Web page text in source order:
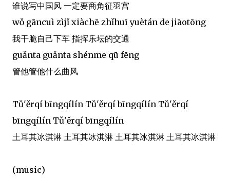
谁说写中国风 一定要商角征羽宫
wǒ gāncuì zìjǐ xiàchē zhǐhuī yuètán de jiāotōng
我干脆自己下车 指挥乐坛的交通
guǎnta guǎnta shénme qū fēng
管他管他什么曲风
Tǔ'ěrqí bīngqílín Tǔ'ěrqí bīngqílín Tǔ'ěrqí
bīngqílín Tǔ'ěrqí bīngqílín
土耳其冰淇淋 土耳其冰淇淋 土耳其冰淇淋 土耳其冰淇淋
(music)